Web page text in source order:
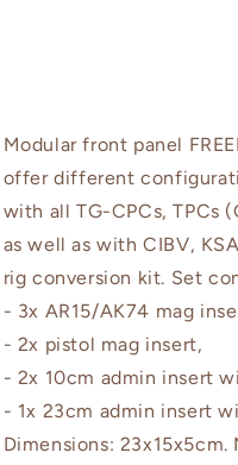
Modular front panel
offer different
with all TG-CPCs, TPCs
as well as with CIBV,
rig conversion kit. Set
- 3x AR15/AK74 mag
- 2x pistol mag insert,
- 2x 10cm admin insert
- 1x 23cm admin insert
Dimensions: